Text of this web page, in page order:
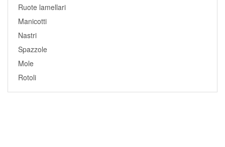
Ruote lamellari
Manicotti
Nastri
Spazzole
Mole
Rotoli